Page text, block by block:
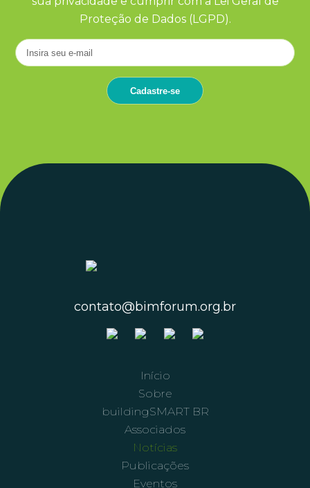
Proteção de Dados (LGPD).
contato@bimforum.org.br
Início
Sobre
buildingSMART BR
Associados
Notícias
Publicações
Eventos